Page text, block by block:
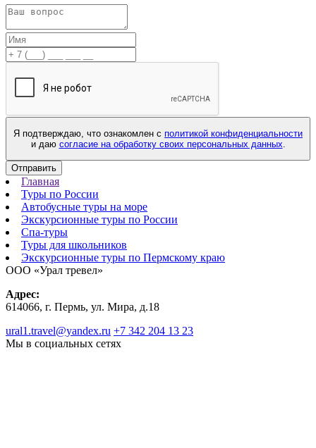
Я подтверждаю, что ознакомлен с политикой конфиденциальности
и даю согласие на обработку своих персональных данных.
Отправить
Главная
Туры по России
Автобусные туры на море
Экскурсионные туры по России
Спа-туры
Туры для школьников
Экскурсионные туры по Пермскому краю
ООО «Урал тревел»
Адрес:
614066, г. Пермь, ул. Мира, д.18
ural1.travel@yandex.ru +7 342 204 13 23
Мы в социальных сетях